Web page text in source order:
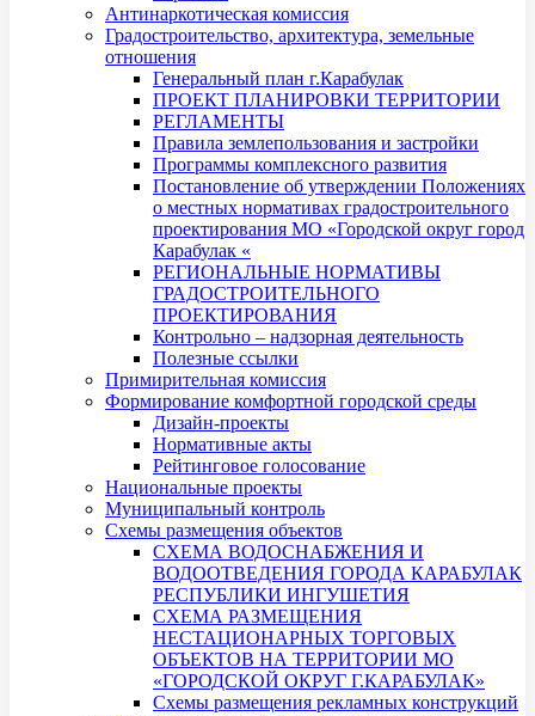
Антинаркотическая комиссия
Градостроительство, архитектура, земельные
отношения
Генеральный план г.Карабулак
ПРОЕКТ ПЛАНИРОВКИ ТЕРРИТОРИИ
РЕГЛАМЕНТЫ
Правила землепользования и застройки
Программы комплексного развития
Постановление об утверждении Положениях
о местных нормативах градостроительного
проектирования МО «Городской округ город
Карабулак «
РЕГИОНАЛЬНЫЕ НОРМАТИВЫ
ГРАДОСТРОИТЕЛЬНОГО
ПРОЕКТИРОВАНИЯ
Контрольно – надзорная деятельность
Полезные ссылки
Примирительная комиссия
Формирование комфортной городской среды
Дизайн-проекты
Нормативные акты
Рейтинговое голосование
Национальные проекты
Муниципальный контроль
Схемы размещения объектов
СХЕМА ВОДОСНАБЖЕНИЯ И
ВОДООТВЕДЕНИЯ ГОРОДА КАРАБУЛАК
РЕСПУБЛИКИ ИНГУШЕТИЯ
СХЕМА РАЗМЕЩЕНИЯ
НЕСТАЦИОНАРНЫХ ТОРГОВЫХ
ОБЪЕКТОВ НА ТЕРРИТОРИИ МО
«ГОРОДСКОЙ ОКРУГ Г.КАРАБУЛАК»
Схемы размещения рекламных конструкций